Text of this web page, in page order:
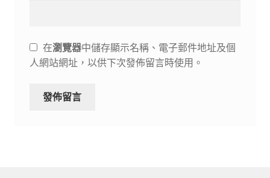
在瀏覽器中儲存顯示名稱、電子郵件地址及個
人網站網址，以供下次發佈留言時使用。